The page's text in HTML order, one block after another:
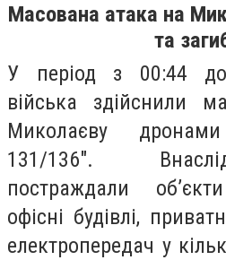
Масована атака на
та
У період з 00:44 до
війська здійснили
Миколаєву
131/136".
постраждали
офісні будівлі,
електропередач у